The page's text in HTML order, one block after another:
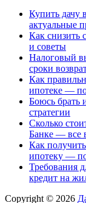
Купить дачу
актуальные
Как снизить
и советы
Налоговый
сроки
Как
ипотеке —
Боюсь брать
стратегии
Сколько
Банке — все
Как
ипотеку —
Требования
кредит на
Copyright © 2026